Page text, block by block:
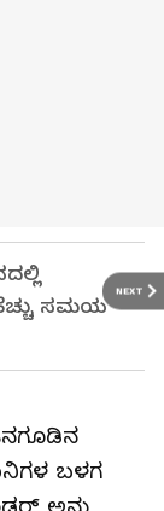
NEXT
ಸಮಯ
ಬಳಗ